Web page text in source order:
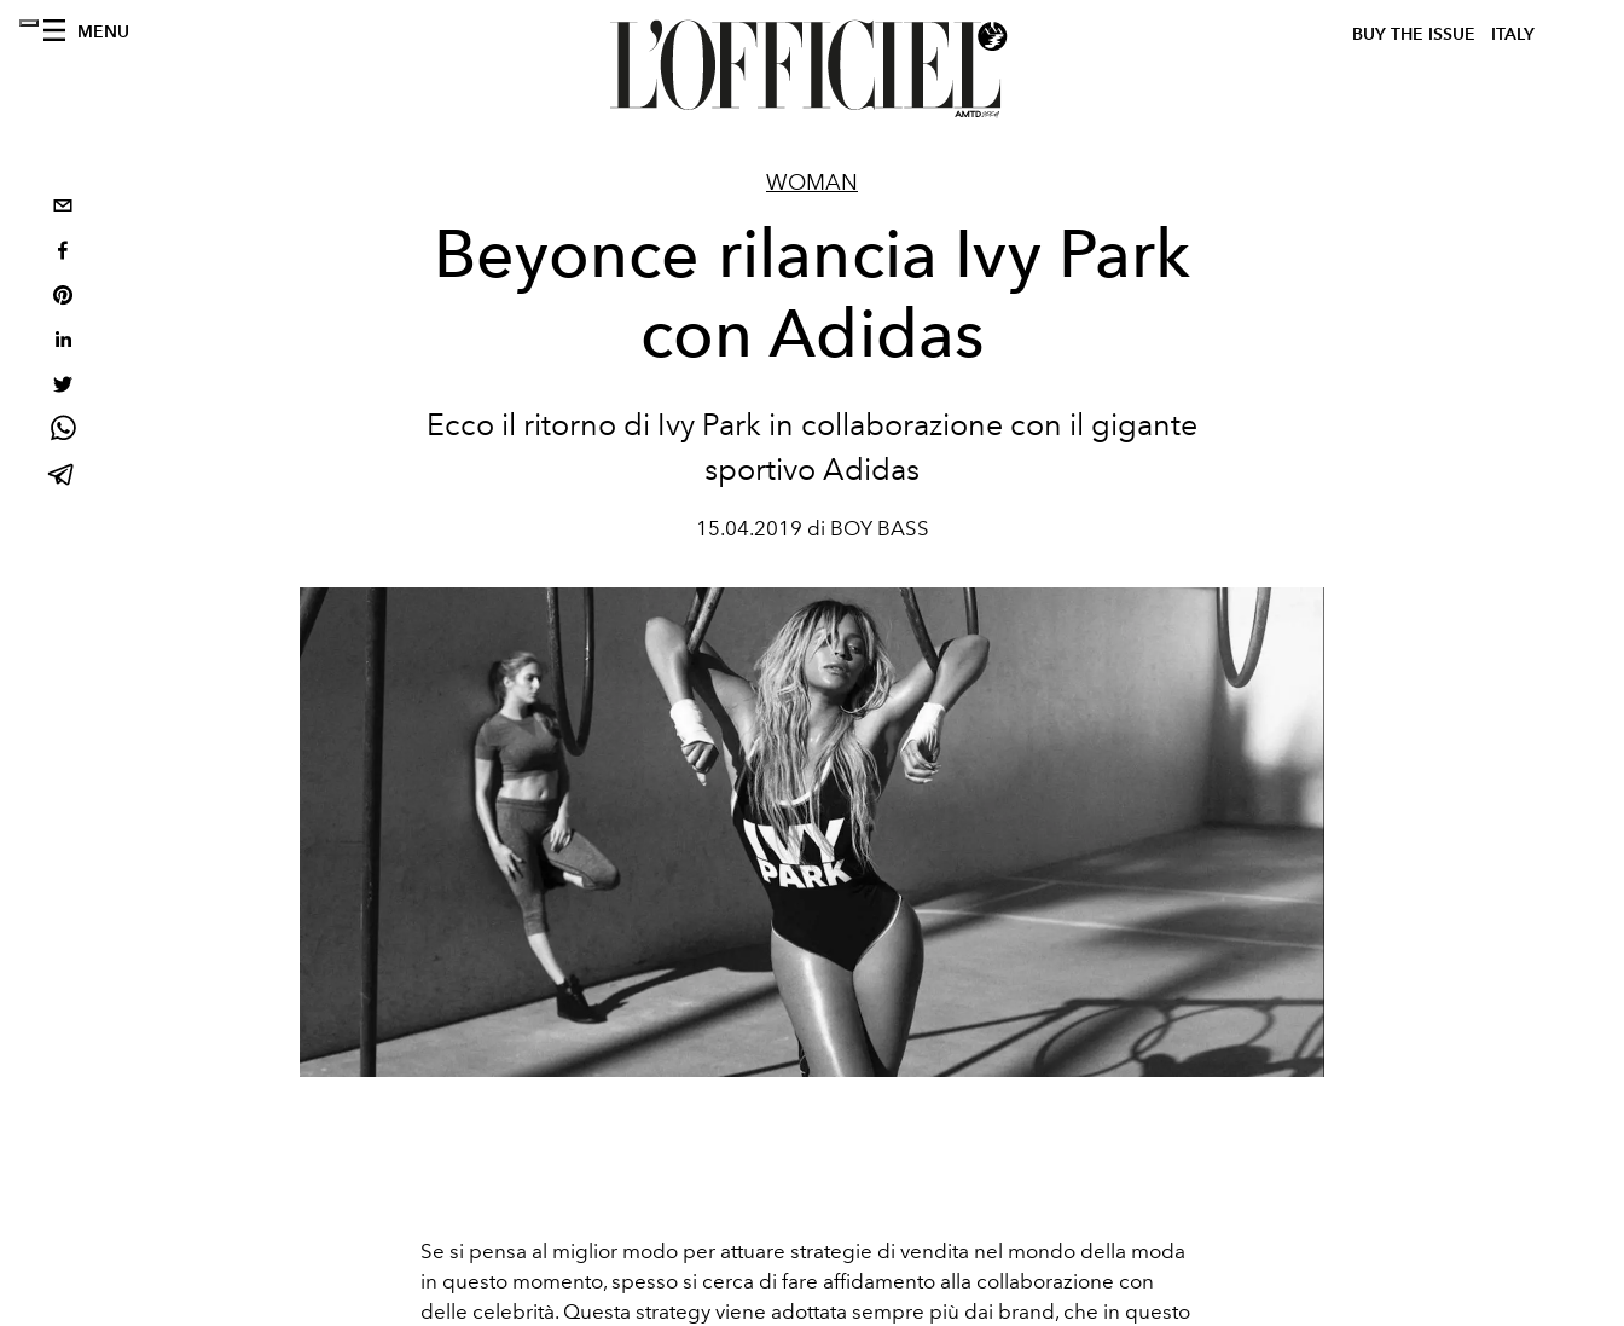
MENU BUY THE ISSUE ITALY
WOMAN
Beyonce rilancia Ivy Park
con Adidas
Ecco il ritorno di Ivy Park in collaborazione con il gigante
sportivo Adidas
15.04.2019 di BOY BASS
Se si pensa al miglior modo per attuare strategie di vendita nel mondo della moda
in questo momento, spesso si cerca di fare affidamento alla collaborazione con
delle celebrità. Questa strategy viene adottata sempre più dai brand, che in questo